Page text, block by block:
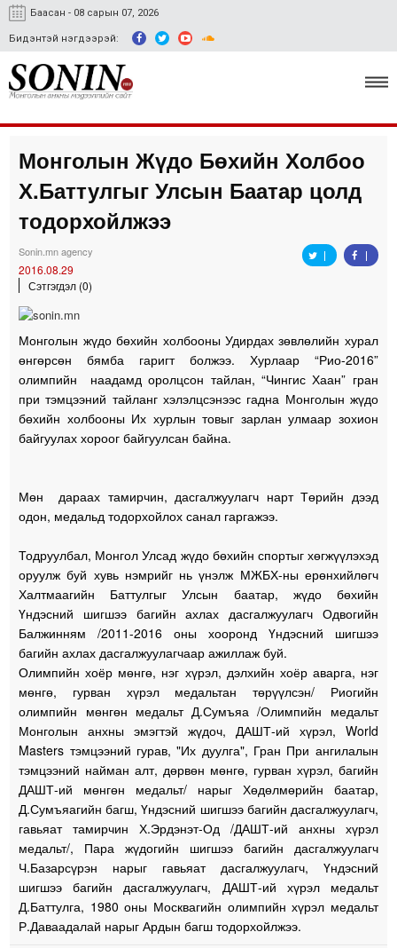
Баасан - 08 сарын 07, 2026
Бидэнтэй нэгдээрэй:
Улс төр, эдийн засаг
Гэмт хэрэг
Монголын Жүдо Бөхийн Холбоо
Х.Баттулгыг Улсын Баатар цолд
тодорхойлжээ
Sonin.mn agency
2016.08.29
Сэтгэгдэл (0)
Монголын жүдо бөхийн холбооны Удирдах зөвлөлийн хурал
өнгөрсөн бямба гаригт болжээ. Хурлаар “Рио-2016”
олимпийн наадамд оролцсон тайлан, “Чингис Хаан” гран
при тэмцээний тайланг хэлэлцсэнээс гадна Монголын жүдо
бөхийн холбооны Их хурлын товыг зарлан улмаар зохион
байгуулах хороог байгуулсан байна.
Мөн дараах тамирчин, дасгалжуулагч нарт Төрийн дээд
одон, медальд тодорхойлох санал гаргажээ.
Тодруулбал, Монгол Улсад жүдо бөхийн спортыг хөгжүүлэхэд
оруулж буй хувь нэмрийг нь үнэлж МЖБХ-ны ерөнхийлөгч
Халтмаагийн Баттулгыг Улсын баатар, жүдо бөхийн
Үндэсний шигшээ багийн ахлах дасгалжуулагч Одвогийн
Балжинням /2011-2016 оны хооронд Үндэсний шигшээ
багийн ахлах дасгалжуулагчаар ажиллаж буй.
Олимпийн хоёр мөнгө, нэг хүрэл, дэлхийн хоёр аварга, нэг
мөнгө, гурван хүрэл медальтан төрүүлсэн/ Риогийн
олимпийн мөнгөн медальт Д.Сумъяа /Олимпийн медальт
Монголын анхны эмэгтэй жүдоч, ДАШТ-ий хүрэл, World
Masters тэмцээний гурав, "Их дуулга", Гран При ангилалын
тэмцээний найман алт, дөрвөн мөнгө, гурван хүрэл, багийн
ДАШТ-ий мөнгөн медальт/ нарыг Хөдөлмөрийн баатар,
Д.Сумъяагийн багш, Үндэсний шигшээ багийн дасгалжуулагч,
гавьяат тамирчин Х.Эрдэнэт-Од /ДАШТ-ий анхны хүрэл
медальт/, Пара жүдогийн шигшээ багийн дасгалжуулагч
Ч.Базарсүрэн нарыг гавьяат дасгалжуулагч, Үндэсний
шигшээ багийн дасгалжуулагч, ДАШТ-ий хүрэл медальт
Д.Баттулга, 1980 оны Москвагийн олимпийн хүрэл медальт
Р.Даваадалай нарыг Ардын багш тодорхойлжээ.